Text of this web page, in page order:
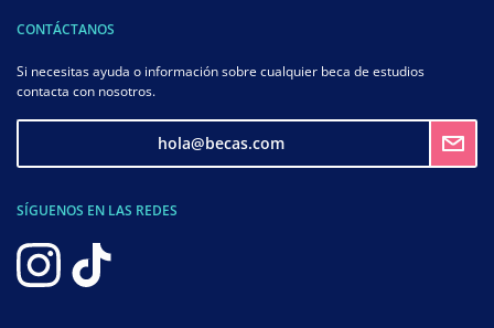
CONTÁCTANOS
Si necesitas ayuda o información sobre cualquier beca de estudios
contacta con nosotros.
hola@becas.com
SÍGUENOS EN LAS REDES